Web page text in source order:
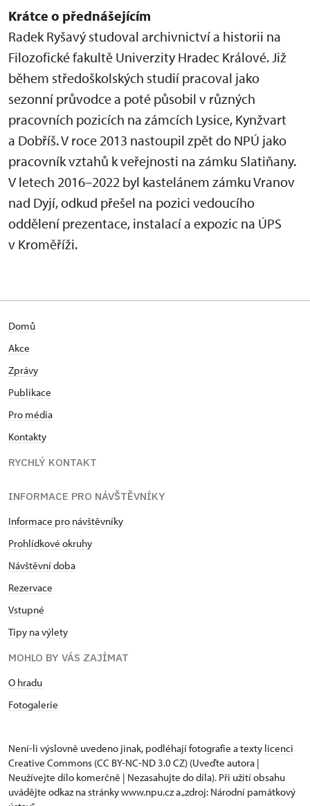
Krátce o přednášejícím
Radek Ryšavý studoval archivnictví a historii na
Filozofické fakultě Univerzity Hradec Králové. Již
během středoškolských studií pracoval jako
sezonní průvodce a poté působil v různých
pracovních pozicích na zámcích Lysice, Kynžvart
a Dobříš. V roce 2013 nastoupil zpět do NPÚ jako
pracovník vztahů k veřejnosti na zámku Slatiňany.
V letech 2016–2022 byl kastelánem zámku Vranov
nad Dyjí, odkud přešel na pozici vedoucího
oddělení prezentace, instalací a expozic na ÚPS
v Kroměříži.
Domů
Akce
Zprávy
Publikace
Pro média
Kontakty
RYCHLÝ KONTAKT
INFORMACE PRO NÁVŠTĚVNÍKY
Informace pro návštěvníky
Prohlídkové okruhy
Návštěvní doba
Rezervace
Vstupné
Tipy na výlety
MOHLO BY VÁS ZAJÍMAT
O hradu
Fotogalerie
Není-li výslovně uvedeno jinak, podléhají fotografie a texty licenci
Creative Commons (CC BY-NC-ND 3.0 CZ) (Uveďte autora |
Neužívejte dílo komerčně | Nezasahujte do díla). Při užití obsahu
uvádějte odkaz na stránky www.npu.cz a „zdroj: Národní památkový